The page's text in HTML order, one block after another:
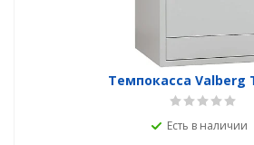
Темпокасса Valberg
Есть в наличии